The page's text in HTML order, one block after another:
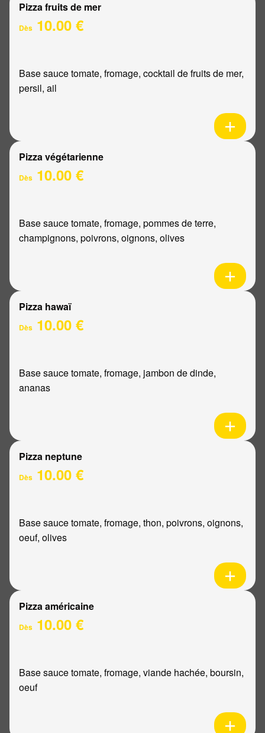
Pizza fruits de mer
Dès 10.00 €
Base sauce tomate, fromage, cocktail de fruits de mer,
persil, ail
Pizza végétarienne
Dès 10.00 €
Base sauce tomate, fromage, pommes de terre,
champignons, poivrons, oignons, olives
Pizza hawaï
Dès 10.00 €
Base sauce tomate, fromage, jambon de dinde,
ananas
Pizza neptune
Dès 10.00 €
Base sauce tomate, fromage, thon, poivrons, oignons,
oeuf, olives
Pizza américaine
Dès 10.00 €
Base sauce tomate, fromage, viande hachée, boursin,
oeuf